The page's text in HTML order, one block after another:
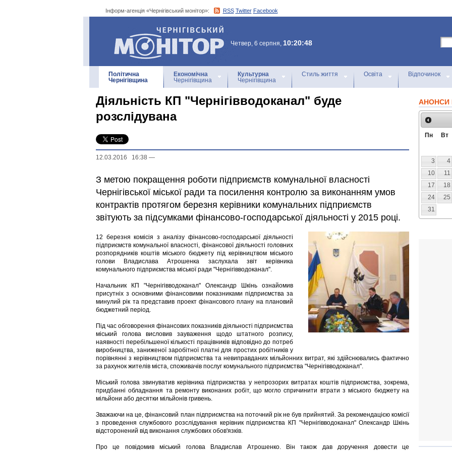
Інформ-агенція «Чернігівський монітор»: RSS Twitter Facebook
Інформ-агенція
«Чернігівський монітор»
Четвер, 6 серпня, 10:20:48
Політична
Чернігівщина
Економічна
Чернігівщина
Культурна
Чернігівщина
Стиль життя Освіта Відпочинок
Діяльність КП "Чернігівводоканал" буде
розслідувана
12.03.2016 16:38 —
З метою покращення роботи підприємств комунальної власності
Чернігівської міської ради та посилення контролю за виконанням умов
контрактів протягом березня керівники комунальних підприємств
звітують за підсумками фінансово-господарської діяльності у 2015 році.
12 березня комісія з аналізу фінансово-господарської діяльності
підприємств комунальної власності, фінансової діяльності головних
розпорядників коштів міського бюджету під керівництвом міського
голови Владислава Атрошенка заслухала звіт керівника
комунального підприємства міської ради "Чернігівводоканал".
Начальник КП "Чернігівводоканал" Олександр Шкінь ознайомив
присутніх з основними фінансовими показниками підприємства за
минулий рік та представив проект фінансового плану на плановий
бюджетний період.
Під час обговорення фінансових показників діяльності підприємства
міський голова висловив зауваження щодо штатного розпису,
наявності перебільшеної кількості працівників відповідно до потреб
виробництва, заниженої заробітної платні для простих робітників у
порівнянні з керівництвом підприємства та невиправданих мільйонних витрат, які здійснювались фактично
за рахунок жителів міста, споживачів послуг комунального підприємства "Чернігівводоканал".
Міський голова звинуватив керівника підприємства у непрозорих витратах коштів підприємства, зокрема,
придбанні обладнання та ремонту виконаних робіт, що могло спричинити втрати з міського бюджету на
мільйони або десятки мільйонів гривень.
Зважаючи на це, фінансовий план підприємства на поточний рік не був прийнятий. За рекомендацією комісії
з проведення службового розслідування керівник підприємства КП "Чернігівводоканал" Олександр Шкінь
відсторонений від виконання службових обов'язків.
Про це повідомив міський голова Владислав Атрошенко. Він також дав доручення довести це
АНОНСИ
Пн Вт
3
4
10
11
17
18
24
25
31